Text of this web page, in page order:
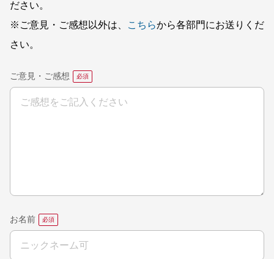
ださい。
※ご意見・ご感想以外は、
こちらから各部門にお送りくだ
さい。
ご意見・ご感想
お名前